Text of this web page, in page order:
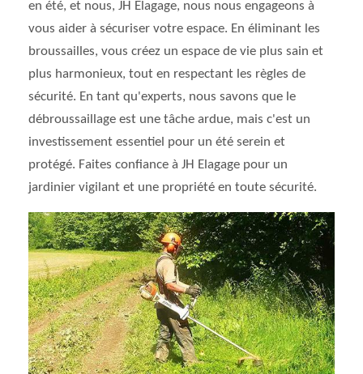
en été, et nous, JH Elagage, nous nous engageons à
vous aider à sécuriser votre espace. En éliminant les
broussailles, vous créez un espace de vie plus sain et
plus harmonieux, tout en respectant les règles de
sécurité. En tant qu'experts, nous savons que le
débroussaillage est une tâche ardue, mais c'est un
investissement essentiel pour un été serein et
protégé. Faites confiance à JH Elagage pour un
jardinier vigilant et une propriété en toute sécurité.